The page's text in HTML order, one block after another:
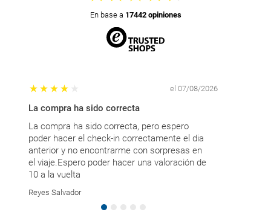
En base a 17442 opiniones
el 07/08/2026
La compra ha sido correcta
La compra ha sido correcta, pero espero
poder hacer el check-in correctamente el dia
anterior y no encontrarme con sorpresas en
el viaje.Espero poder hacer una valoración de
10 a la vuelta
Reyes Salvador